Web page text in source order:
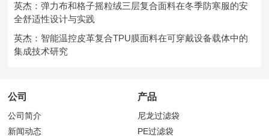
英杰：弹力布和格子摇粒绒三层复合面料在冬季防寒服的安
全舒适性设计与实践
英杰：智能温控皮革复合TPU膜面料在可穿戴设备载体中的
集成技术研究
公司
公司简介
新闻动态
产品
尼龙过滤袋
PE过滤袋